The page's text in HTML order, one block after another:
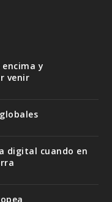
y
venir
digital cuando en